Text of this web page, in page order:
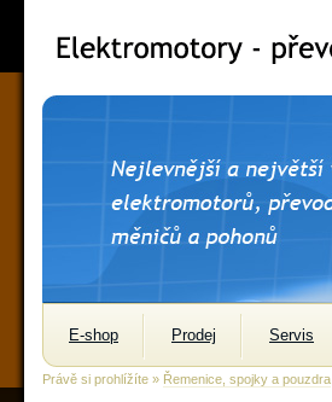
E-shop Prodej Servis
Právě si prohlížíte » Řemenice, spojky a pouzdra